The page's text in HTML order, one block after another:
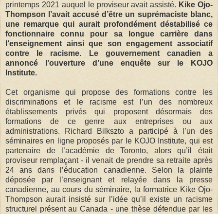
printemps 2021 auquel le proviseur avait assisté. Kike Ojo-
Thompson l’avait accusé d’être un suprémaciste blanc,
une remarque qui aurait profondément déstabilisé ce
fonctionnaire connu pour sa longue carrière dans
l’enseignement ainsi que son engagement associatif
contre le racisme. Le gouvernement canadien a
annoncé l’ouverture d’une enquête sur le KOJO
Institute.
Cet organisme qui propose des formations contre les
discriminations et le racisme est l’un des nombreux
établissements privés qui proposent désormais des
formations de ce genre aux entreprises ou aux
administrations. Richard Bilkszto a participé à l’un des
séminaires en ligne proposés par le KOJO Institute, qui est
partenaire de l’académie de Toronto, alors qu’il était
proviseur remplaçant - il venait de prendre sa retraite après
24 ans dans l’éducation canadienne. Selon la plainte
déposée par l’enseignant et relayée dans la presse
canadienne, au cours du séminaire, la formatrice Kike Ojo-
Thompson aurait insisté sur l’idée qu’il existe un racisme
structurel présent au Canada - une thèse défendue par les